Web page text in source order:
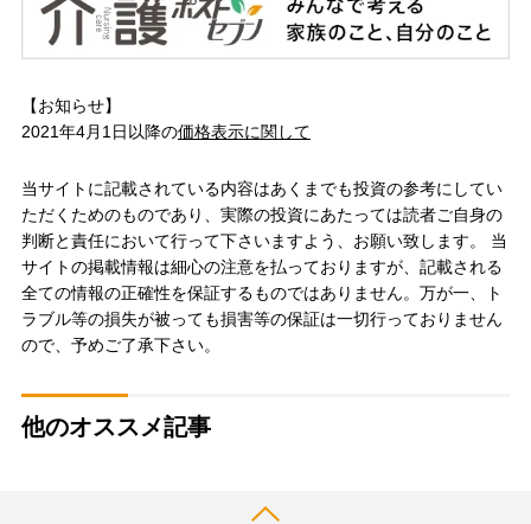
【お知らせ】
2021年4月1日以降の価格表示に関して
当サイトに記載されている内容はあくまでも投資の参考にしてい
ただくためのものであり、実際の投資にあたっては読者ご自身の
判断と責任において行って下さいますよう、お願い致します。 当
サイトの掲載情報は細心の注意を払っておりますが、記載される
全ての情報の正確性を保証するものではありません。万が一、ト
ラブル等の損失が被っても損害等の保証は一切行っておりません
ので、予めご了承下さい。
他のオススメ記事